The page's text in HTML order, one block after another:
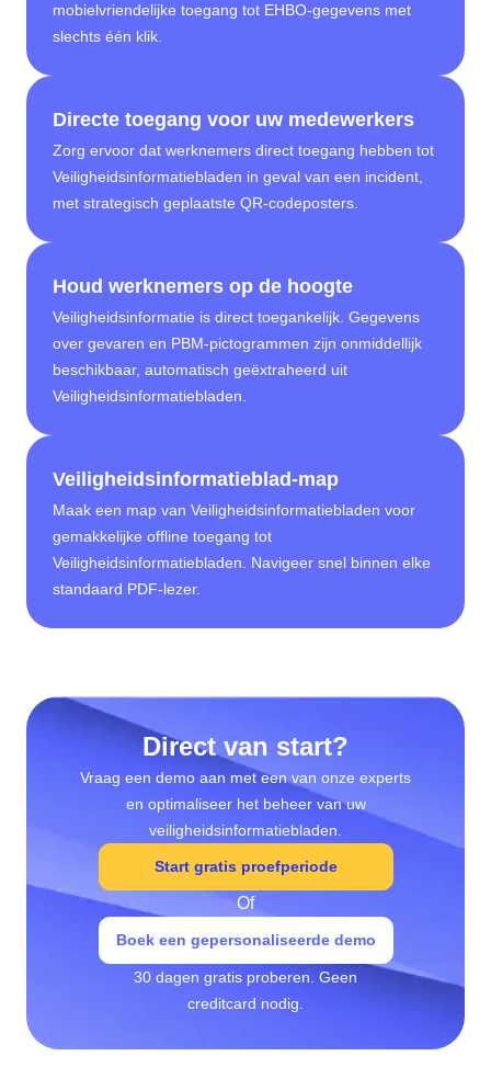
mobielvriendelijke toegang tot EHBO-gegevens met
slechts één klik.
Directe toegang voor uw medewerkers
Zorg ervoor dat werknemers direct toegang hebben tot
Veiligheidsinformatiebladen in geval van een incident,
met strategisch geplaatste QR-codeposters.
Houd werknemers op de hoogte
Veiligheidsinformatie is direct toegankelijk. Gegevens
over gevaren en PBM-pictogrammen zijn onmiddellijk
beschikbaar, automatisch geëxtraheerd uit
Veiligheidsinformatiebladen.
Veiligheidsinformatieblad-map
Maak een map van Veiligheidsinformatiebladen voor
gemakkelijke offline toegang tot
Veiligheidsinformatiebladen. Navigeer snel binnen elke
standaard PDF-lezer.
Direct van start?
Vraag een demo aan met een van onze experts
en optimaliseer het beheer van uw
veiligheidsinformatiebladen.
Start gratis proefperiode
Of
Boek een gepersonaliseerde demo
30 dagen gratis proberen. Geen
creditcard nodig.